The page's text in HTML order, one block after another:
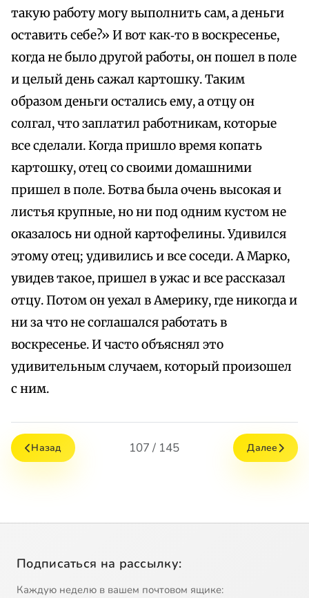
такую работу могу выполнить сам, а деньги
оставить себе?» И вот как‑то в воскресенье,
когда не было другой работы, он пошел в поле
и целый день сажал картошку. Таким
образом деньги остались ему, а отцу он
солгал, что заплатил работникам, которые
все сделали. Когда пришло время копать
картошку, отец со своими домашними
пришел в поле. Ботва была очень высокая и
листья крупные, но ни под одним кустом не
оказалось ни одной картофелины. Удивился
этому отец; удивились и все соседи. А Марко,
увидев такое, пришел в ужас и все рассказал
отцу. Потом он уехал в Америку, где никогда и
ни за что не соглашался работать в
воскресенье. И часто объяснял это
удивительным случаем, который произошел
с ним.
Назад 107 / 145 Далее
Подписаться на рассылку:
Каждую неделю в вашем почтовом ящике: